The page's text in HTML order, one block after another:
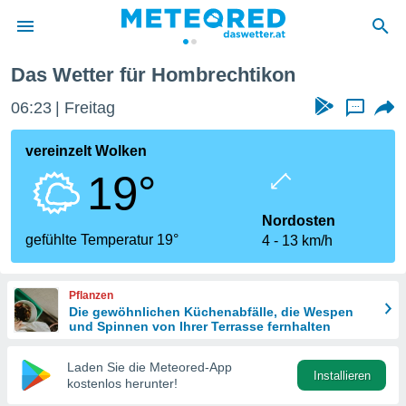
wurde
dass
sind.
diese
Das Wetter für Hombrechtikon
06:23 Freitag ...
vereinzelt Wolken
19°
gefühlte Temperatur 19°
Nordosten
4
13 km/h
Pflanzen
Die gewöhnlichen Küchenabfälle, die Wespen
und Spinnen von Ihrer Terrasse fernhalten
Laden Sie die Meteored-App
kostenlos herunter!
Installieren